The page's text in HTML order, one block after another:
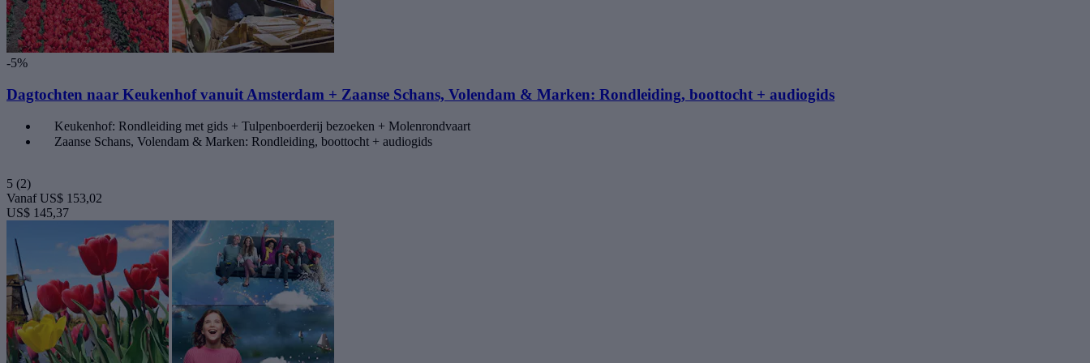
-5%
Dagtochten naar Keukenhof vanuit Amsterdam + Zaanse Schans, Volendam & Marken: Rondleiding, boottocht + audiogids
Keukenhof: Rondleiding met gids + Tulpenboerderij bezoeken + Molenrondvaart
Zaanse Schans, Volendam & Marken: Rondleiding, boottocht + audiogids
5 (2)
Vanaf US$ 153,02
US$ 145,37